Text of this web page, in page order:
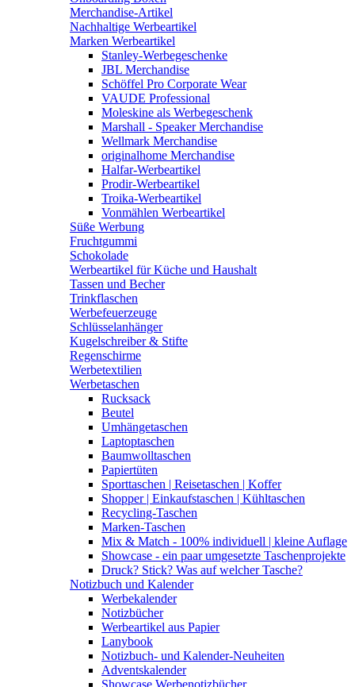
Merchandise-Artikel
Nachhaltige Werbeartikel
Marken Werbeartikel
Stanley-Werbegeschenke
JBL Merchandise
Schöffel Pro Corporate Wear
VAUDE Professional
Moleskine als Werbegeschenk
Marshall - Speaker Merchandise
Wellmark Merchandise
originalhome Merchandise
Halfar-Werbeartikel
Prodir-Werbeartikel
Troika-Werbeartikel
Vonmählen Werbeartikel
Süße Werbung
Fruchtgummi
Schokolade
Werbeartikel für Küche und Haushalt
Tassen und Becher
Trinkflaschen
Werbefeuerzeuge
Schlüsselanhänger
Kugelschreiber & Stifte
Regenschirme
Werbetextilien
Werbetaschen
Rucksack
Beutel
Umhängetaschen
Laptoptaschen
Baumwolltaschen
Papiertüten
Sporttaschen | Reisetaschen | Koffer
Shopper | Einkaufstaschen | Kühltaschen
Recycling-Taschen
Marken-Taschen
Mix & Match - 100% individuell | kleine Auflage
Showcase - ein paar umgesetzte Taschenprojekte
Druck? Stick? Was auf welcher Tasche?
Notizbuch und Kalender
Werbekalender
Notizbücher
Werbeartikel aus Papier
Lanybook
Notizbuch- und Kalender-Neuheiten
Adventskalender
Showcase Werbenotizbücher